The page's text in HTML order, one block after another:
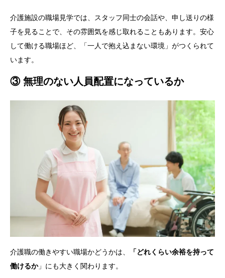
介護施設の職場見学では、スタッフ同士の会話や、申し送りの様
子を見ることで、その雰囲気を感じ取れることもあります。安心
して働ける職場ほど、「一人で抱え込まない環境」がつくられて
います。
③ 無理のない人員配置になっているか
介護職の働きやすい職場かどうかは、
「どれくらい余裕を持って
働けるか」にも大きく関わります。